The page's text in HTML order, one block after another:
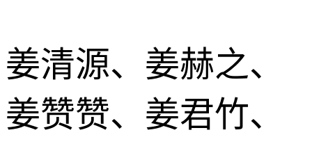
姜清源、姜赫之、
姜赞赞、姜君竹、